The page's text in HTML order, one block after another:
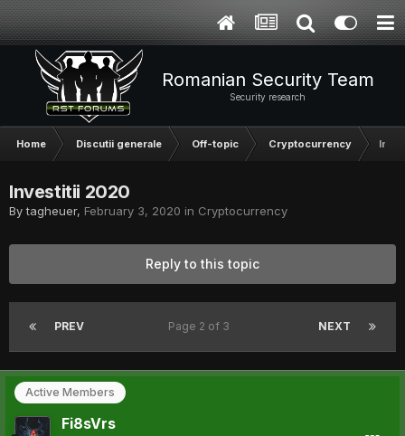
Romanian Security Team
Security research
Home Discutii generale Off-topic Cryptocurrency
Investitii 2020
Bytagheuer, February 3, 2020 in Cryptocurrency
Reply to this topic
PREV NEXT
Page 2 of 3
Active Members
Fi8sVrs